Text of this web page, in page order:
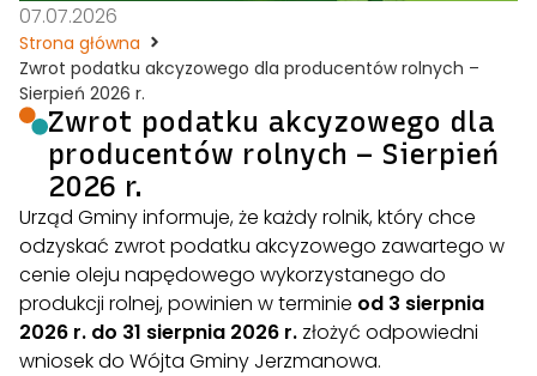
07.07.2026
Strona główna
Zwrot podatku akcyzowego dla producentów rolnych –
Sierpień 2026 r.
Zwrot podatku akcyzowego dla
producentów rolnych – Sierpień
2026 r.
Urząd Gminy informuje, że każdy rolnik, który chce
odzyskać zwrot podatku akcyzowego zawartego w
cenie oleju napędowego wykorzystanego do
produkcji rolnej, powinien w terminie od 3 sierpnia
2026 r. do 31 sierpnia 2026 r. złożyć odpowiedni
wniosek do Wójta Gminy Jerzmanowa.